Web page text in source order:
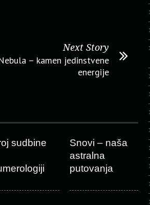
Next Story
– kamen jedinstvene
energije
sudbine
Snovi – naša
astralna
putovanja